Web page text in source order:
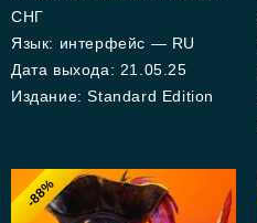
СНГ
Язык: интерфейс — RU
Дата выхода: 21.05.25
Издание: Standard Edition
-88%